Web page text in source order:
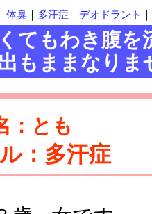
体臭 多汗症 デオドラント
てもわき腹を
もままなりま
：とも
：多汗症